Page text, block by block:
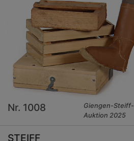
Nr. 1008
Giengen-Steiff-
Auktion 2025
STEIFF